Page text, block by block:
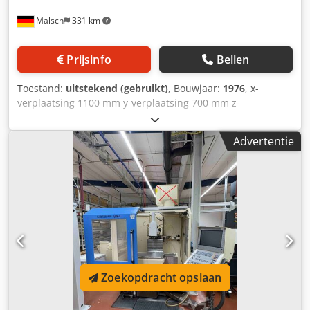
Malsch 331 km
Prijsinfo Bellen
Toestand: uitstekend (gebruikt), Bouwjaar: 1976, x-
verplaatsing 1100 mm y-verplaatsing 700 mm z-
verplaatsing 500 mm Toerental 30 - 2066 tpm
Machinegewicht ca. 3,2 t Dedpfxoy Ivdus Am Sskr
Benodigde ruimte ca. 2,3 x 2,0 x 1,8 m Incl. 3-assige
digitale uitlezing
Advertentie
Zoekopdracht opslaan